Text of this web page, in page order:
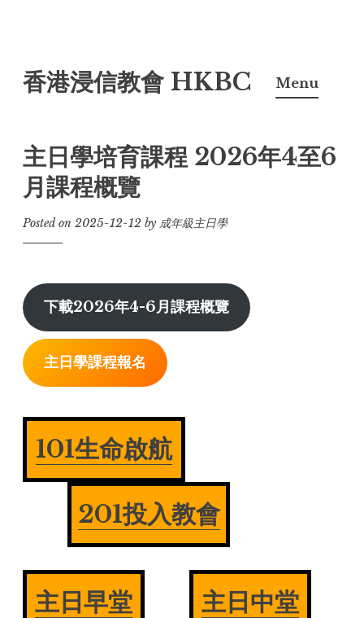
to
香港浸信教會 HKBC Menu
主日學培育課程 2026年4至6
月課程概覽
Posted on 2025-12-12 by 成年級主日學
下載2026年4-6月課程概覽
主日學課程報名
101生命啟航
201投入教會
主日早堂 主日中堂